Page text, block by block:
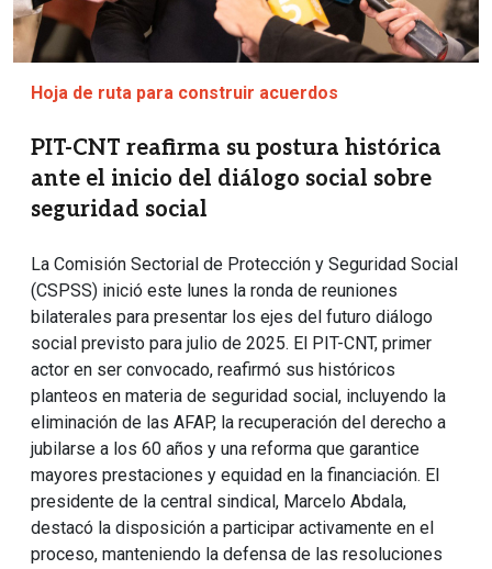
Hoja de ruta para construir acuerdos
PIT-CNT reafirma su postura histórica
ante el inicio del diálogo social sobre
seguridad social
La Comisión Sectorial de Protección y Seguridad Social
(CSPSS) inició este lunes la ronda de reuniones
bilaterales para presentar los ejes del futuro diálogo
social previsto para julio de 2025. El PIT-CNT, primer
actor en ser convocado, reafirmó sus históricos
planteos en materia de seguridad social, incluyendo la
eliminación de las AFAP, la recuperación del derecho a
jubilarse a los 60 años y una reforma que garantice
mayores prestaciones y equidad en la financiación. El
presidente de la central sindical, Marcelo Abdala,
destacó la disposición a participar activamente en el
proceso, manteniendo la defensa de las resoluciones